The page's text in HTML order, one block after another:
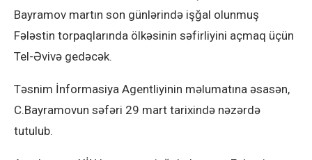
Bayramov martın son günlərində işğal olunmuş
Fələstin torpaqlarında ölkəsinin səfirliyini açmaq üçün
Tel-Əvivə gedəcək.
Təsnim İnformasiya Agentliyinin məlumatına əsasən,
C.Bayramovun səfəri 29 mart tarixində nəzərdə
tutulub.